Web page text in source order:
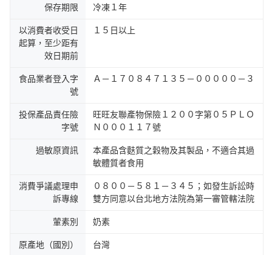
保存期限 冷凍１年
以消費者收受日
起算，至少距有
效日期前
１５日以上
食品業者登入字
號
Ａ－１７０８４７１３５－０００００－３
投保產品責任險
字號
旺旺友聯產物保險１２００字第０５ＰＬＯ
Ｎ０００１１７號
過敏原資訊
本產品含麩質之穀物及其製品，不適合其過
敏體質者食用
消費爭議處理申
訴專線
０８００－５８１－３４５；如發生訴訟時
雙方同意以台北地方法院為第一審管轄法院
葷素別 奶素
原產地（國別） 台灣